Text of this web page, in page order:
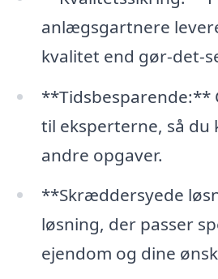
anlægsgartnere
kvalitet end gør-det-
**Tidsbesparende:**
til eksperterne, så du
andre opgaver.
**Skræddersyede
løsning, der passer
ejendom og dine